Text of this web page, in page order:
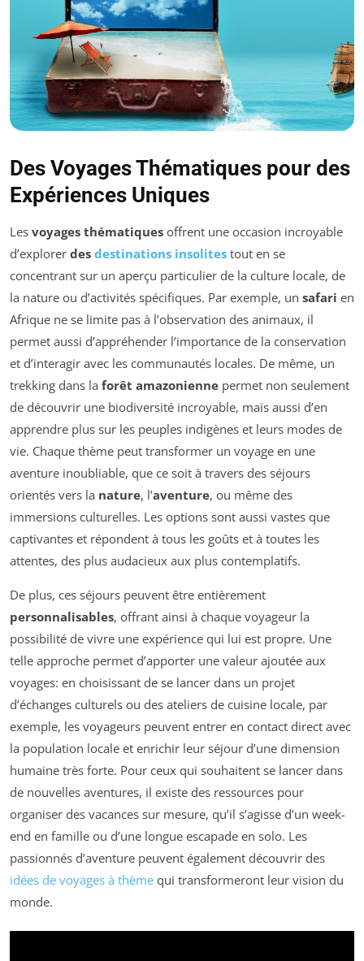
Des Voyages Thématiques pour des
Expériences Uniques
Les voyages thématiques offrent une occasion incroyable
d’explorer des destinations insolites tout en se
concentrant sur un aperçu particulier de la culture locale, de
la nature ou d’activités spécifiques. Par exemple, un safari en
Afrique ne se limite pas à l’observation des animaux, il
permet aussi d’appréhender l’importance de la conservation
et d’interagir avec les communautés locales. De même, un
trekking dans la forêt amazonienne permet non seulement
de découvrir une biodiversité incroyable, mais aussi d’en
apprendre plus sur les peuples indigènes et leurs modes de
vie. Chaque thème peut transformer un voyage en une
aventure inoubliable, que ce soit à travers des séjours
orientés vers la nature, l’aventure, ou même des
immersions culturelles. Les options sont aussi vastes que
captivantes et répondent à tous les goûts et à toutes les
attentes, des plus audacieux aux plus contemplatifs.
De plus, ces séjours peuvent être entièrement
personnalisables, offrant ainsi à chaque voyageur la
possibilité de vivre une expérience qui lui est propre. Une
telle approche permet d’apporter une valeur ajoutée aux
voyages: en choisissant de se lancer dans un projet
d’échanges culturels ou des ateliers de cuisine locale, par
exemple, les voyageurs peuvent entrer en contact direct avec
la population locale et enrichir leur séjour d’une dimension
humaine très forte. Pour ceux qui souhaitent se lancer dans
de nouvelles aventures, il existe des ressources pour
organiser des vacances sur mesure, qu’il s’agisse d’un week-
end en famille ou d’une longue escapade en solo. Les
passionnés d’aventure peuvent également découvrir des
idées de voyages à thème qui transformeront leur vision du
monde.